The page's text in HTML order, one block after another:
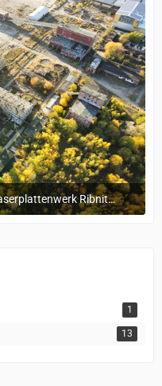
Verlassene Industriekulisse: Das Faserplattenwerk Ribnitz-Damgarten
1
13